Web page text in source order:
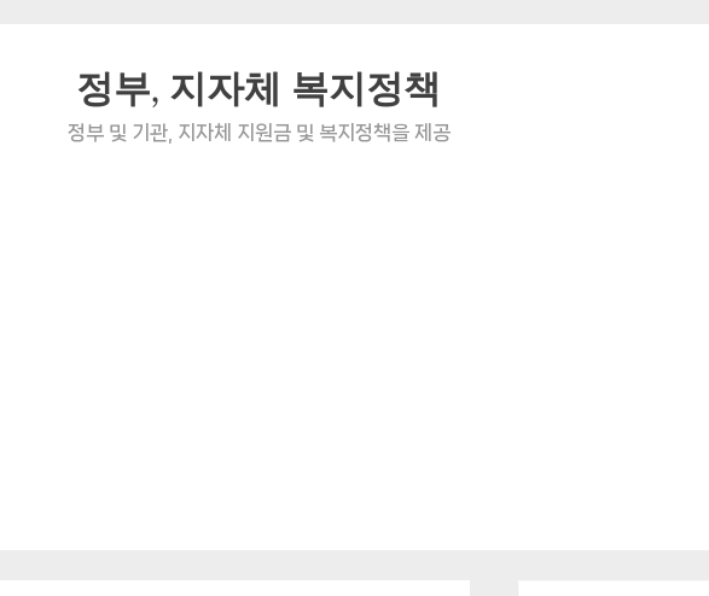
정부, 지자체 복지정책
정부 및 기관, 지자체 지원금 및 복지정책을 제공